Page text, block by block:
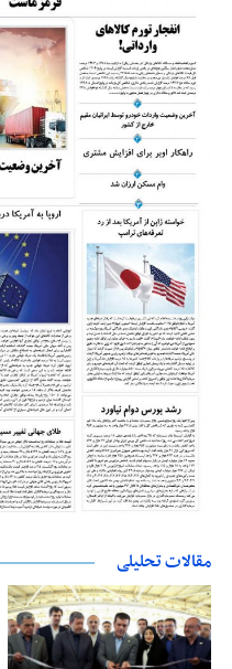
مقالات تحلیلی